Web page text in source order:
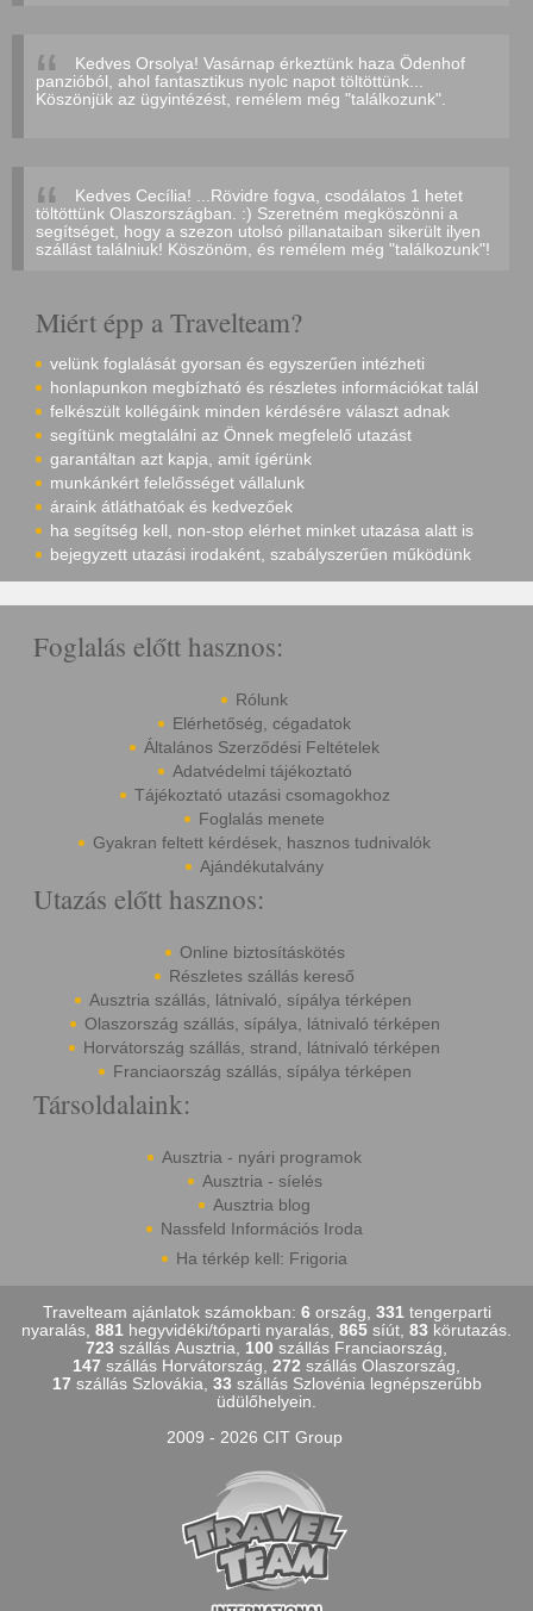
Kedves Orsolya! Vasárnap érkeztünk haza Ödenhof
panzióból, ahol fantasztikus nyolc napot töltöttünk...
Köszönjük az ügyintézést, remélem még "találkozunk".
Kedves Cecília! ...Rövidre fogva, csodálatos 1 hetet
töltöttünk Olaszországban. :) Szeretném megköszönni a
segítséget, hogy a szezon utolsó pillanataiban sikerült ilyen
szállást találniuk! Köszönöm, és remélem még "találkozunk"!
Miért épp a Travelteam?
velünk foglalását gyorsan és egyszerűen intézheti
honlapunkon megbízható és részletes információkat talál
felkészült kollégáink minden kérdésére választ adnak
segítünk megtalálni az Önnek megfelelő utazást
garantáltan azt kapja, amit ígérünk
munkánkért felelősséget vállalunk
áraink átláthatóak és kedvezőek
ha segítség kell, non-stop elérhet minket utazása alatt is
bejegyzett utazási irodaként, szabályszerűen működünk
Foglalás előtt hasznos:
Rólunk
Elérhetőség, cégadatok
Általános Szerződési Feltételek
Adatvédelmi tájékoztató
Tájékoztató utazási csomagokhoz
Foglalás menete
Gyakran feltett kérdések, hasznos tudnivalók
Ajándékutalvány
Utazás előtt hasznos:
Online biztosításkötés
Részletes szállás kereső
Ausztria szállás, látnivaló, sípálya térképen
Olaszország szállás, sípálya, látnivaló térképen
Horvátország szállás, strand, látnivaló térképen
Franciaország szállás, sípálya térképen
Társoldalaink:
Ausztria - nyári programok
Ausztria - síelés
Ausztria blog
Nassfeld Információs Iroda
Ha térkép kell: Frigoria
Travelteam ajánlatok számokban: 6ország, 331tengerparti
nyaralás, 881 hegyvidéki/tóparti nyaralás, 865 síút, 83 körutazás.
723 szállás Ausztria, 100 szállás Franciaország,
147 szállás Horvátország, 272 szállás Olaszország,
17 szállás Szlovákia, 33 szállás Szlovénia legnépszerűbb
üdülőhelyein.
2009 - 2026 CIT Group